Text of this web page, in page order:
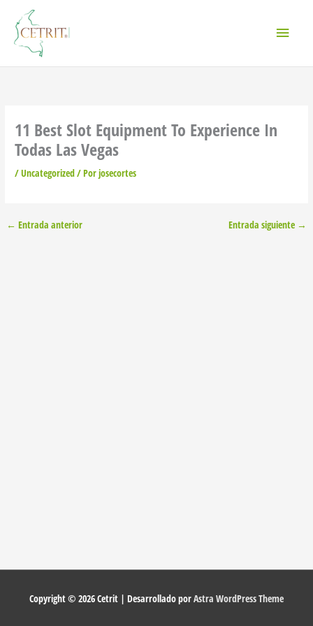
contenido
11 Best Slot Equipment To Experience In
Todas Las Vegas
/Uncategorized/ Porjosecortes
← Entrada anterior Entrada siguiente →
Copyright © 2026Cetrit | Desarrollado porAstra WordPress Theme